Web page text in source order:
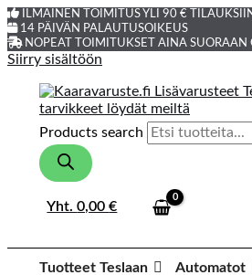
ILMAINEN TOIMITUS YLI 90 €
14 PÄIVÄN PALAUTUSOIKEUS
NOPEAT TOIMITUKSET AINA SUORAAN
Siirry sisältöön
Products search
Yht.0,00€
Tuotteet Teslaan Automatot